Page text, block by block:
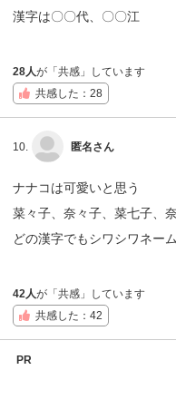
漢字は〇〇代、〇〇江
28人が「共感」しています
共感した：28
10. 匿名さん
ナナコは可愛いと思う
菜々子、奈々子、菜七子、
どの漢字でもシワシワネー
42人が「共感」しています
共感した：42
PR